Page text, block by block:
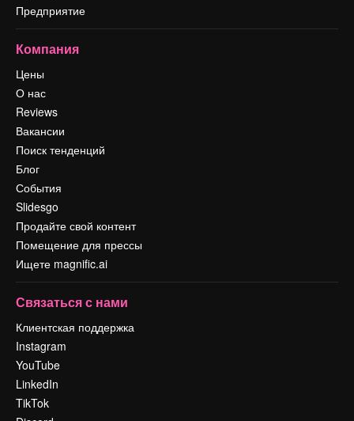
Предприятие
Компания
Цены
О нас
Reviews
Вакансии
Поиск тенденций
Блог
События
Slidesgo
Продайте свой контент
Помещение для прессы
Ищете magnific.ai
Связаться с нами
Клиентская поддержка
Instagram
YouTube
LinkedIn
TikTok